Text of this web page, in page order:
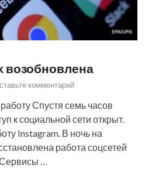
возобновлена
комментарий
Спустя семь часов
к социальной сети открыт.
Instagram. В ночь на
работа соцсетей
…